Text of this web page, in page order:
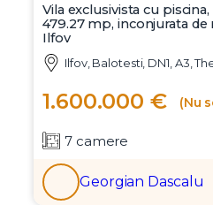
Vila exclusivista cu
479.27 mp, inconjurata de
Ilfov
Ilfov, Balotesti, DN1, A3,
1.600.000 € (Nu
7 camere
Georgian Dascalu